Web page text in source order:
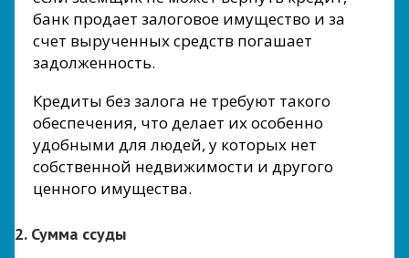
банк продает залоговое имущество и за
счет вырученных средств погашает
задолженность.
Кредиты без залога не требуют такого
обеспечения, что делает их особенно
удобными для людей, у которых нет
собственной недвижимости и другого
ценного имущества.
2. Сумма ссуды